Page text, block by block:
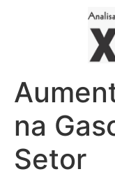
na
Setor